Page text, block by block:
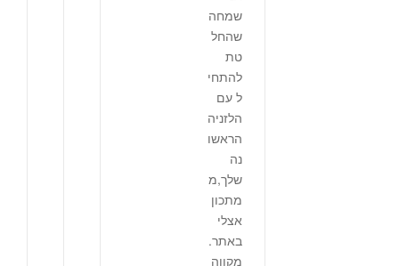
שמחה
שהחל
טת
להתחי
ל עם
הלזניה
הראשו
נה
שלך,מ
מתכון
אצלי
באתר.
מקווה